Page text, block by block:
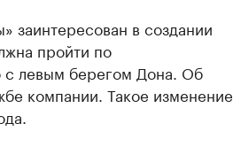
заинтересован в создании
пройти по
с левым берегом Дона. Об
компании. Такое изменение